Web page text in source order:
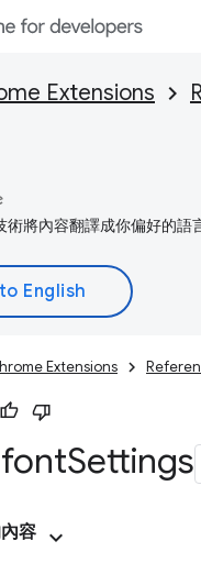
Extensions
術將內容翻譯成你偏好的語
Extensions
fontSettings
容